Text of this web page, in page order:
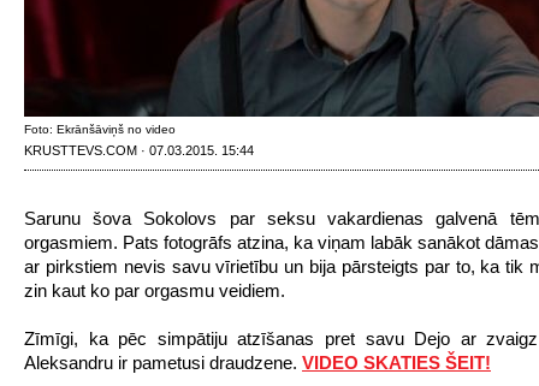
Foto: Ekrānšāviņš no video
KRUSTTEVS.COM · 07.03.2015. 15:44
Sarunu šova Sokolovs par seksu vakardienas galvenā
orgasmiem. Pats fotogrāfs atzina, ka viņam labāk sanākot
ar pirkstiem nevis savu vīrietību un bija pārsteigts par to, ka tik
zin kaut ko par orgasmu veidiem.
Zīmīgi, ka pēc simpātiju atzīšanas pret savu Dejo ar
Aleksandru ir pametusi draudzene. VIDEO SKATIES ŠEIT!